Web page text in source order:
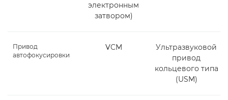
электронным
затвором)
Привод
автофокусировки
VCM
Ультразвуковой
привод
кольцевого типа
(USM)